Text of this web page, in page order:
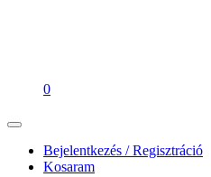
0
Bejelentkezés / Regisztráció
Kosaram